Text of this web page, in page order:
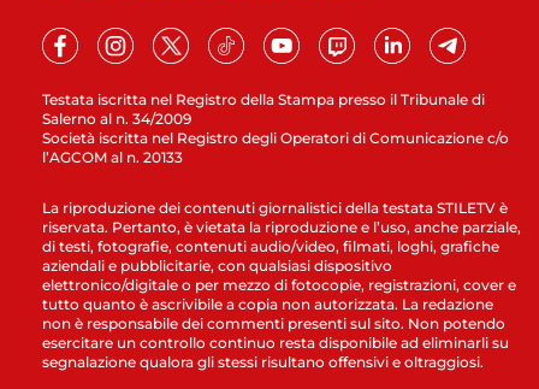
Testata iscritta nel Registro della Stampa presso il Tribunale di
Salerno al n. 34/2009
Società iscritta nel Registro degli Operatori di Comunicazione c/o
l’AGCOM al n. 20133
La riproduzione dei contenuti giornalistici della testata STILETV è
riservata. Pertanto, è vietata la riproduzione e l’uso, anche parziale,
di testi, fotografie, contenuti audio/video, filmati, loghi, grafiche
aziendali e pubblicitarie, con qualsiasi dispositivo
elettronico/digitale o per mezzo di fotocopie, registrazioni, cover e
tutto quanto è ascrivibile a copia non autorizzata. La redazione
non è responsabile dei commenti presenti sul sito. Non potendo
esercitare un controllo continuo resta disponibile ad eliminarli su
segnalazione qualora gli stessi risultano offensivi e oltraggiosi.